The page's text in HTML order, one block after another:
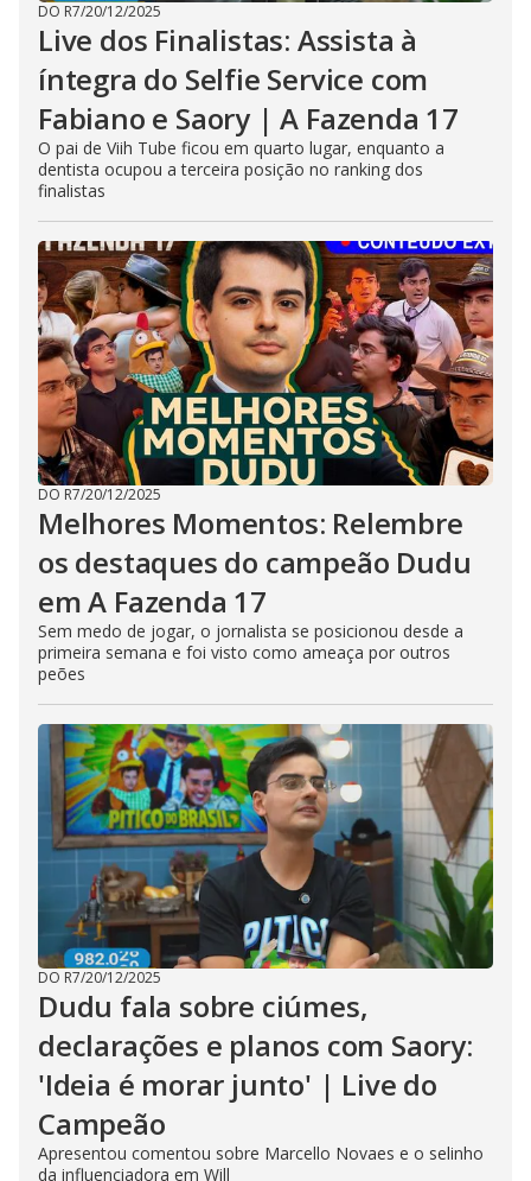
DO R7/20/12/2025
Live dos Finalistas: Assista à
íntegra do Selfie Service com
Fabiano e Saory | A Fazenda 17
O pai de Viih Tube ficou em quarto lugar, enquanto a
dentista ocupou a terceira posição no ranking dos
finalistas
DO R7/20/12/2025
Melhores Momentos: Relembre
os destaques do campeão Dudu
em A Fazenda 17
Sem medo de jogar, o jornalista se posicionou desde a
primeira semana e foi visto como ameaça por outros
peões
DO R7/20/12/2025
Dudu fala sobre ciúmes,
declarações e planos com Saory:
'Ideia é morar junto' | Live do
Campeão
Apresentou comentou sobre Marcello Novaes e o selinho
da influenciadora em Will